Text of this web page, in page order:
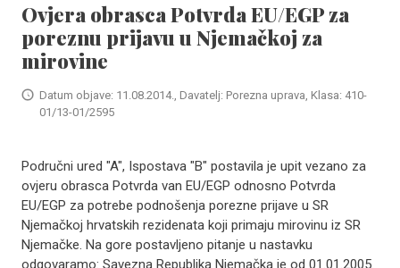
Ovjera obrasca Potvrda EU/EGP za
poreznu prijavu u Njemačkoj za
mirovine
Datum objave: 11.08.2014., Davatelj: Porezna uprava, Klasa: 410-
01/13-01/2595
Područni ured "A", Ispostava "B" postavila je upit vezano za
ovjeru obrasca Potvrda van EU/EGP odnosno Potvrda
EU/EGP za potrebe podnošenja porezne prijave u SR
Njemačkoj hrvatskih rezidenata koji primaju mirovinu iz SR
Njemačke. Na gore postavljeno pitanje u nastavku
odgovaramo: Savezna Republika Njemačka je od 01.01.2005.